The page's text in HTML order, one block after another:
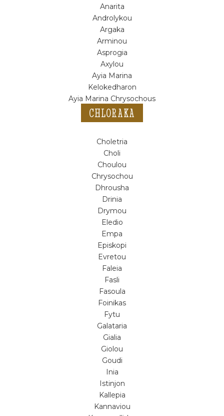
Anarita
Androlykou
Argaka
Arminou
Asprogia
Axylou
Ayia Marina
Kelokedharon
Ayia Marina Chrysochous
CHLORAKA
Choletria
Choli
Choulou
Chrysochou
Dhrousha
Drinia
Drymou
Eledio
Empa
Episkopi
Evretou
Faleia
Fasli
Fasoula
Foinikas
Fytu
Galataria
Gialia
Giolou
Goudi
Inia
Istinjon
Kallepia
Kannaviou